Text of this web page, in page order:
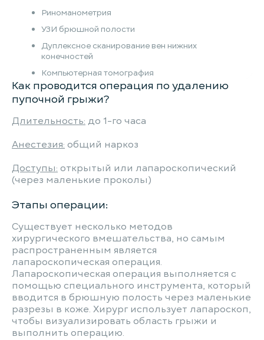
Риноманометрия
УЗИ брюшной полости
Дуплексное сканирование вен нижних
конечностей
Компьютерная томография
Как проводится операция по удалению
пупочной грыжи?
Длительность: до 1-го часа
Анестезия: общий наркоз
Доступы: открытый или лапароскопический
(через маленькие проколы)
Этапы операции:
Существует несколько методов
хирургического вмешательства, но самым
распространенным является
лапароскопическая операция.
Лапароскопическая операция выполняется с
помощью специального инструмента, который
вводится в брюшную полость через маленькие
разрезы в коже. Хирург использует лапароскоп,
чтобы визуализировать область грыжи и
выполнить операцию.